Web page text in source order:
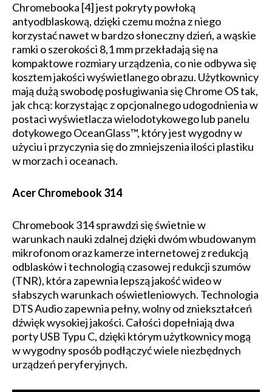
Chromebooka [4] jest pokryty powłoką
antyodblaskową, dzięki czemu można z niego
korzystać nawet w bardzo słoneczny dzień, a wąskie
ramki o szerokości 8,1 mm przekładają się na
kompaktowe rozmiary urządzenia, co nie odbywa się
kosztem jakości wyświetlanego obrazu. Użytkownicy
mają dużą swobodę posługiwania się Chrome OS tak,
jak chcą: korzystając z opcjonalnego udogodnienia w
postaci wyświetlacza wielodotykowego lub panelu
dotykowego OceanGlass™, który jest wygodny w
użyciu i przyczynia się do zmniejszenia ilości plastiku
w morzach i oceanach.
Acer Chromebook 314
Chromebook 314 sprawdzi się świetnie w
warunkach nauki zdalnej dzięki dwóm wbudowanym
mikrofonom oraz kamerze internetowej z redukcją
odblasków i technologią czasowej redukcji szumów
(TNR), która zapewnia lepszą jakość wideo w
słabszych warunkach oświetleniowych. Technologia
DTS Audio zapewnia pełny, wolny od zniekształceń
dźwięk wysokiej jakości. Całości dopełniają dwa
porty USB Typu C, dzięki którym użytkownicy mogą
w wygodny sposób podłączyć wiele niezbędnych
urządzeń peryferyjnych.